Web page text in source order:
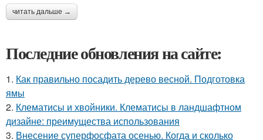
читать дальше →
Последние обновления на сайте:
1. Как правильно посадить дерево весной. Подготовка
ямы
2. Клематисы и хвойники. Клематисы в ландшафтном
дизайне: преимущества использования
3. Внесение суперфосфата осенью. Когда и сколько